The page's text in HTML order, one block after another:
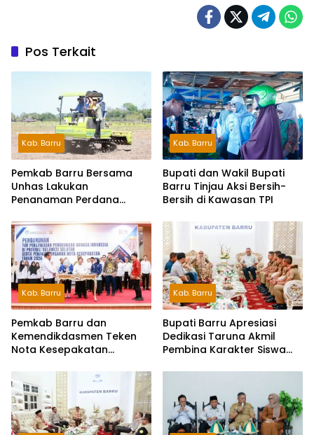
Pos Terkait
Kab. Barru
Pemkab Barru Bersama
Unhas Lakukan
Penanaman Perdana
Kab. Barru
Bupati dan Wakil Bupati
Barru Tinjau Aksi Bersih-
Bersih di Kawasan TPI
Kab. Barru
Pemkab Barru dan
Kemendikdasmen Teken
Nota Kesepakatan
Indonesia dan Bahasa
Daerah
Kab. Barru
Bupati Barru Apresiasi
Dedikasi Taruna Akmil
Pembina Karakter Siswa